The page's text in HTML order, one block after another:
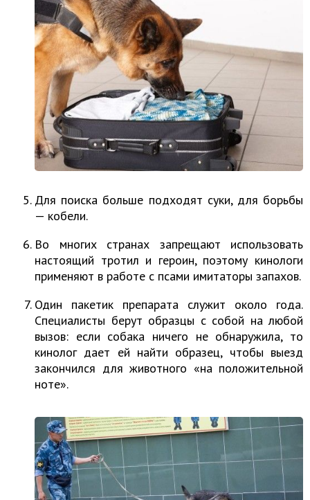
Для поиска больше подходят суки, для борьбы
— кобели.
Во многих странах запрещают использовать
настоящий тротил и героин, поэтому кинологи
применяют в работе с псами имитаторы запахов.
Один пакетик препарата служит около года.
Специалисты берут образцы с собой на любой
вызов: если собака ничего не обнаружила, то
кинолог дает ей найти образец, чтобы выезд
закончился для животного «на положительной
ноте».